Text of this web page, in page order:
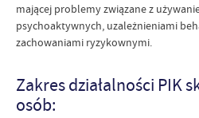
mającej problemy związane z
psychoaktywnych, uzależnieniami
zachowaniami ryzykownymi.
Zakres działalności PIK
osób: